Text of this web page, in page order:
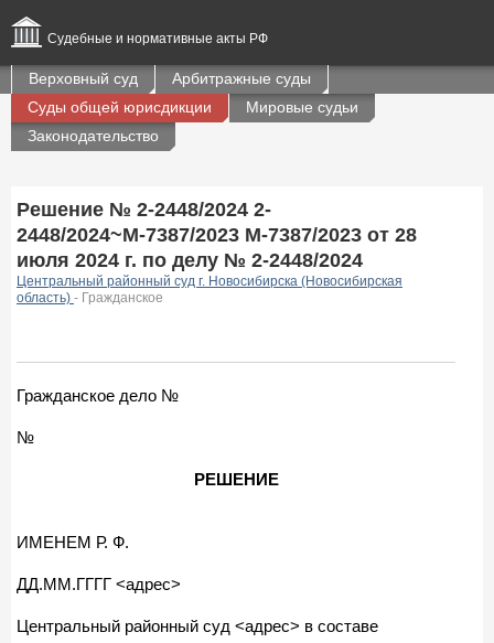
Судебные и нормативные акты РФ
Верховный суд
Арбитражные суды
Суды общей юрисдикции
Мировые судьи
Законодательство
Решение № 2-2448/2024 2-
2448/2024~М-7387/2023 М-7387/2023 от 28
июля 2024 г. по делу № 2-2448/2024
Центральный районный суд г. Новосибирска (Новосибирская
область) - Гражданское
Гражданское дело №
№
РЕШЕНИЕ
ИМЕНЕМ Р. Ф.
ДД.ММ.ГГГГ <адрес>
Центральный районный суд <адрес> в составе